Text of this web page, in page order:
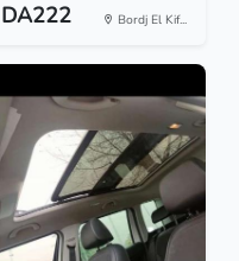
DA222 Bordj El Kif...